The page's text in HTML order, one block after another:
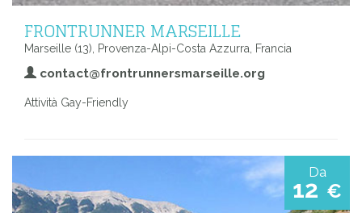
FRONTRUNNER MARSEILLE
Marseille (13), Provenza-Alpi-Costa Azzurra, Francia
contact@frontrunnersmarseille.org
Attività Gay-Friendly
Da
12 €